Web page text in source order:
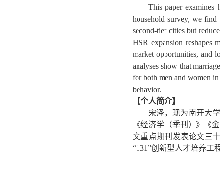
This paper examines
household survey, we find
second-tier cities but
HSR expansion reshapes
market opportunities, and
analyses show that
for both men and women
behavior.
【个人简介】
宋泽，现为南开大
《经济学（季刊）》《
文重点期刊发表论文三
“131”创新型人才培养工